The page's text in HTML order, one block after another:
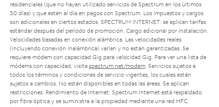
residenciales (que no hayan utilizado servicios de Spectrum en los últimos
30 días) y que estén al día en pagos con Spectrum. Los impuestos y cargos
son adicionales en ciertos estados. SPECTRUM INTERNET: se aplican tarifas
estándar después del período de promoción. Cargo adicional por instalación.
Velocidades basadas en conexión alámbrica. Las velocidades reales
(incluyendo conexión inalámbrica) varían y no están garantizadas. Se
requiere módem con capacidad Gig para velocidad Gig. Para ver una lista de
módems con capacidad, visita spectrum.net/modem. Servicios sujetos a
todos los términos y condiciones de servicio vigentes, los cuales están
sujetos a cambios. No están disponibles en todas las áreas. Se aplican
restricciones. Rendimiento de Internet: Spectrum Internet está respaldado
por fibra óptica y se suministra a la propiedad mediante una red HFC.